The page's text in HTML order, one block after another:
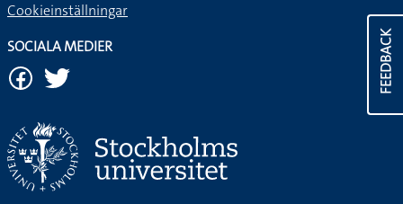
FEEDBACK
Cookieinställningar
SOCIALA MEDIER